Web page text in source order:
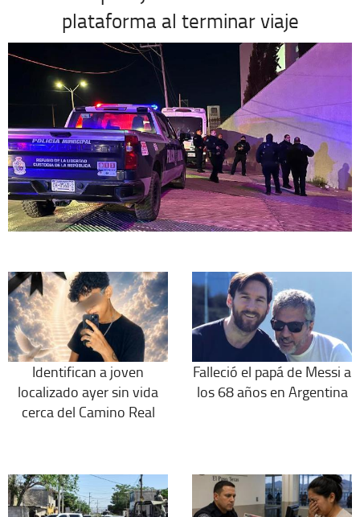
plataforma al terminar viaje
Identifican a joven
localizado ayer sin vida
cerca del Camino Real
Falleció el papá de Messi a
los 68 años en Argentina